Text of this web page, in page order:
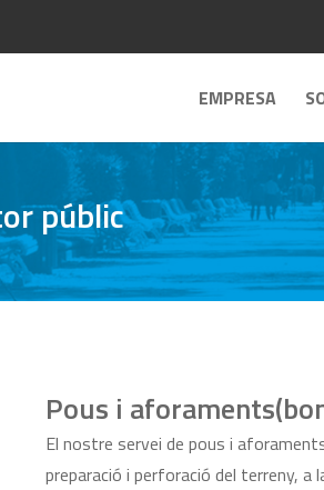
EMPRESA
públic
Pous i
El nostre servei de pous i
preparació i perforació del terreny,